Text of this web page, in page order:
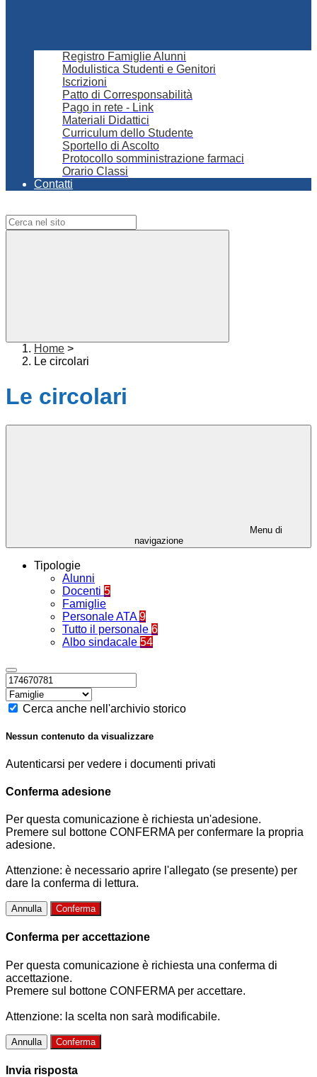
Registro Famiglie Alunni
Modulistica Studenti e Genitori
Iscrizioni
Patto di Corresponsabilità
Pago in rete - Link
Materiali Didattici
Curriculum dello Studente
Sportello di Ascolto
Protocollo somministrazione farmaci
Orario Classi
Contatti
Home >
Le circolari
Le circolari
Menu di
navigazione
Tipologie
Alunni
Docenti 5
Famiglie
Personale ATA9
Tutto il personale 6
Albo sindacale 54
Cerca anche nell'archivio storico
Nessun contenuto da visualizzare
Autenticarsi per vedere i documenti privati
Conferma adesione
Per questa comunicazione è richiesta un'adesione.
Premere sul bottone CONFERMA per confermare la propria
adesione.
Attenzione: è necessario aprire l'allegato (se presente) per
dare la conferma di lettura.
Annulla Conferma
Conferma per accettazione
Per questa comunicazione è richiesta una conferma di
accettazione.
Premere sul bottone CONFERMA per accettare.
Attenzione: la scelta non sarà modificabile.
Annulla Conferma
Invia risposta